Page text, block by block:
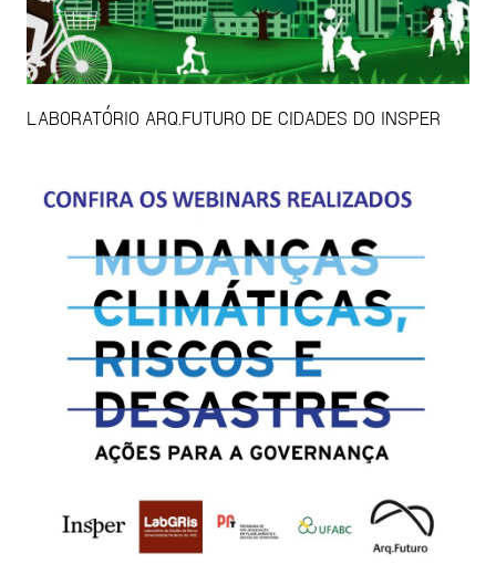
LABORATÓRIO ARQ.FUTURO DE CIDADES DO INSPER